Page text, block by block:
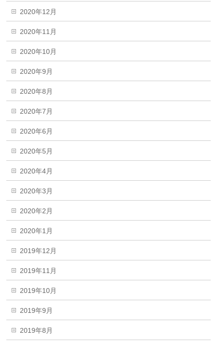
2020年12月
2020年11月
2020年10月
2020年9月
2020年8月
2020年7月
2020年6月
2020年5月
2020年4月
2020年3月
2020年2月
2020年1月
2019年12月
2019年11月
2019年10月
2019年9月
2019年8月